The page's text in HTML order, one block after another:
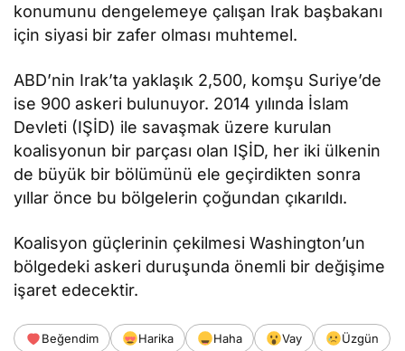
konumunu dengelemeye çalışan Irak başbakanı
için siyasi bir zafer olması muhtemel.
ABD’nin Irak’ta yaklaşık 2,500, komşu Suriye’de
ise 900 askeri bulunuyor. 2014 yılında İslam
Devleti (IŞİD) ile savaşmak üzere kurulan
koalisyonun bir parçası olan IŞİD, her iki ülkenin
de büyük bir bölümünü ele geçirdikten sonra
yıllar önce bu bölgelerin çoğundan çıkarıldı.
Koalisyon güçlerinin çekilmesi Washington’un
bölgedeki askeri duruşunda önemli bir değişime
işaret edecektir.
Beğendim Harika Haha Vay
Üzgün